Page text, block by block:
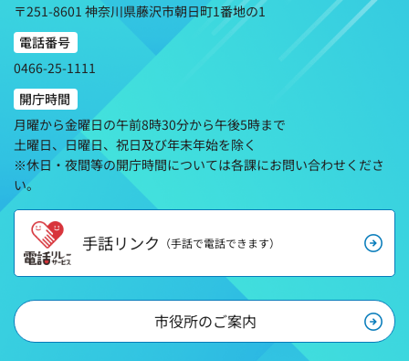
〒251-8601 神奈川県藤沢市朝日町1番地の1
電話番号
0466-25-1111
開庁時間
月曜から金曜日の午前8時30分から午後5時まで
土曜日、日曜日、祝日及び年末年始を除く
※休日・夜間等の開庁時間については各課にお問い合わせくださ
い。
手話リンク （手話で電話できます）
市役所のご案内